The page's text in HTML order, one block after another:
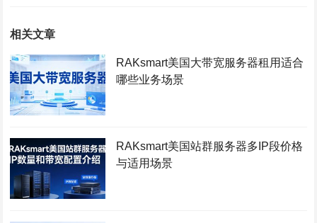
相关文章
RAKsmart美国大带宽服务器租用适合
哪些业务场景
RAKsmart美国站群服务器多IP段价格
与适用场景